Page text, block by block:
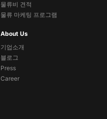
물류비 견적
물류 마케팅 프로그램
About Us
기업소개
블로그
Press
Career